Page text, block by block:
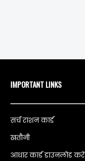
IMPORTANT LINKS
सर्च राशन कार्ड
खतौनी
आधार कार्ड डाउनलोड करें